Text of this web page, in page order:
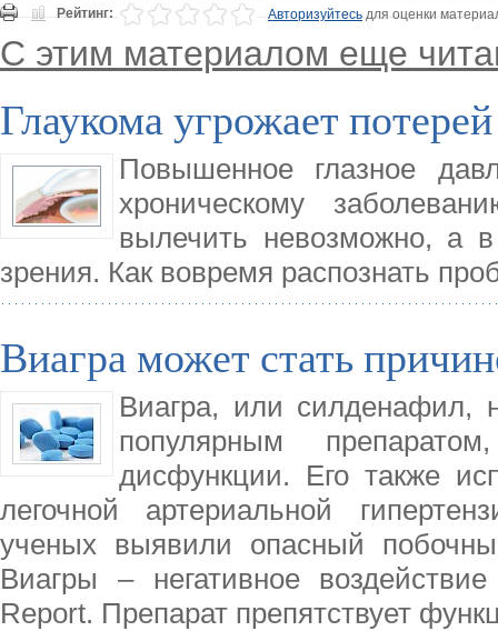
Рейтинг: Авторизуйтесьдля оценки
С этим материалом еще
Глаукома угрожает
Повышенное глазное
хроническому
вылечить невозможно, а
зрения. Как вовремя распознать
Виагра может стать
Виагра, или силденафил,
популярным
дисфункции. Его также
легочной артериальной
ученых выявили опасный
Виагры – негативное
Report. Препарат препятствует